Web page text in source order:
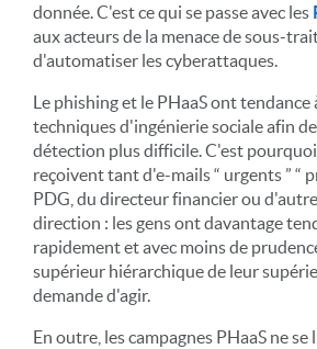
donnée. C'est ce qui se passe avec les
aux acteurs de la menace de sous-
d'automatiser les cyberattaques.
Le phishing et le PHaaS ont tendance
techniques d'ingénierie sociale afin
détection plus difficile. C'est
reçoivent tant d'e-mails “ urgents ” “
PDG, du directeur financier ou
direction : les gens ont davantage
rapidement et avec moins de
supérieur hiérarchique de leur
demande d'agir.
En outre, les campagnes PHaaS ne